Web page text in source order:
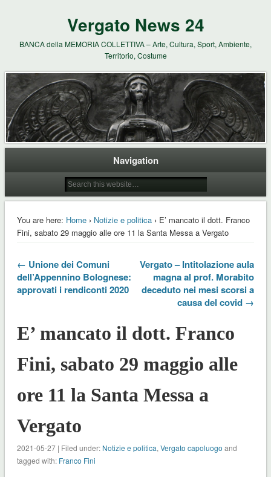
Vergato News 24
BANCA della MEMORIA COLLETTIVA – Arte, Cultura, Sport, Ambiente,
Territorio, Costume
Navigation
You are here: Home› Notizie e politica› E’ mancato il dott. Franco
Fini, sabato 29 maggio alle ore 11 la Santa Messa a Vergato
← Unione dei Comuni
dell’Appennino Bolognese:
approvati i rendiconti 2020
Vergato – Intitolazione aula
magna al prof. Morabito
deceduto nei mesi scorsi a
causa del covid →
E’ mancato il dott. Franco
Fini, sabato 29 maggio alle
ore 11 la Santa Messa a
Vergato
2021-05-27 | Filed under: Notizie e politica, Vergato capoluogo and
tagged with: Franco Fini